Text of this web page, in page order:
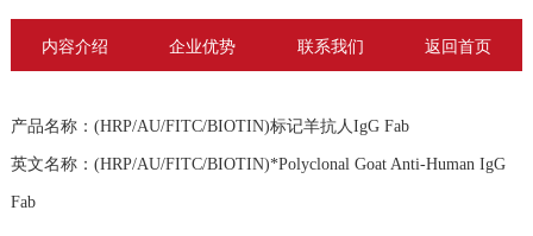
内容介绍 企业优势 联系我们 返回首页
产品名称： (HRP/AU/FITC/BIOTIN)标记羊抗人IgG Fab
英文名称： (HRP/AU/FITC/BIOTIN)*Polyclonal Goat Anti-Human IgG
Fab